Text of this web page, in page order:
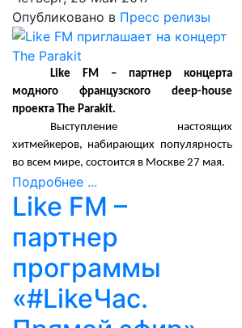
Опубликовано в Пресс релизы
Like FM – партнер концерта
модного французского deep-house
проекта The Parakit.
Выступление настоящих
хитмейкеров, набирающих популярность
во всем мире, состоится в Москве 27 мая.
Подробнее ...
Like FM –
партнер
программы
«#LikeЧас.